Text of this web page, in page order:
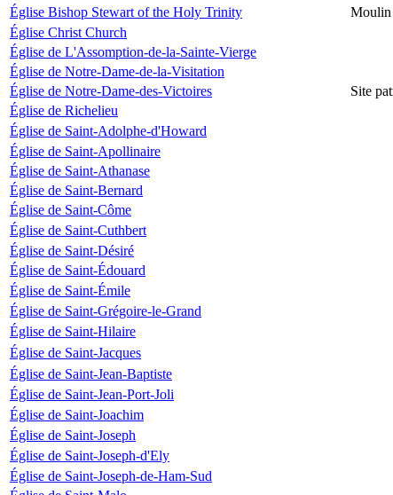
Église Bishop Stewart of the Holy Trinity
Moulin
Église Christ Church
Église de L'Assomption-de-la-Sainte-Vierge
Église de Notre-Dame-de-la-Visitation
Église de Notre-Dame-des-Victoires
Site
Église de Richelieu
Église de Saint-Adolphe-d'Howard
Église de Saint-Apollinaire
Église de Saint-Athanase
Église de Saint-Bernard
Église de Saint-Côme
Église de Saint-Cuthbert
Église de Saint-Désiré
Église de Saint-Édouard
Église de Saint-Émile
Église de Saint-Grégoire-le-Grand
Église de Saint-Hilaire
Église de Saint-Jacques
Église de Saint-Jean-Baptiste
Église de Saint-Jean-Port-Joli
Église de Saint-Joachim
Église de Saint-Joseph
Église de Saint-Joseph-d'Ely
Église de Saint-Joseph-de-Ham-Sud